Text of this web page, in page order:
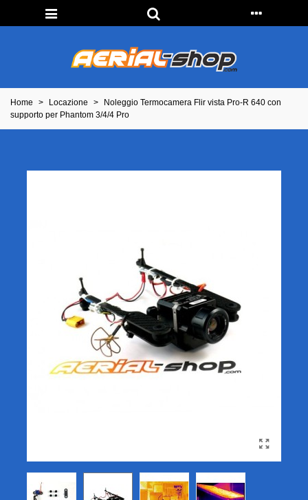
Home > Locazione >
Noleggio Termocamera Flir vista Pro-R 640 con
supporto per Phantom 3/4/4 Pro